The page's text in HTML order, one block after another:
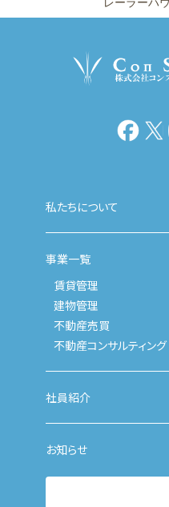
レーラーハ
私たちについて
事業一覧
賃貸管理
建物管理
不動産売買
不動産コンサルティング
社員紹介
お知らせ